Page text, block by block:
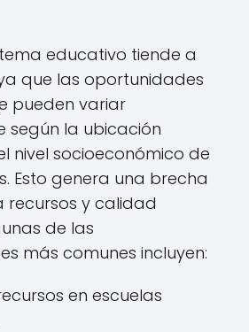
educativo tiende a
que las oportunidades
pueden variar
según la ubicación
nivel socioeconómico de
Esto genera una brecha
recursos y calidad
de las
más comunes incluyen:
en escuelas